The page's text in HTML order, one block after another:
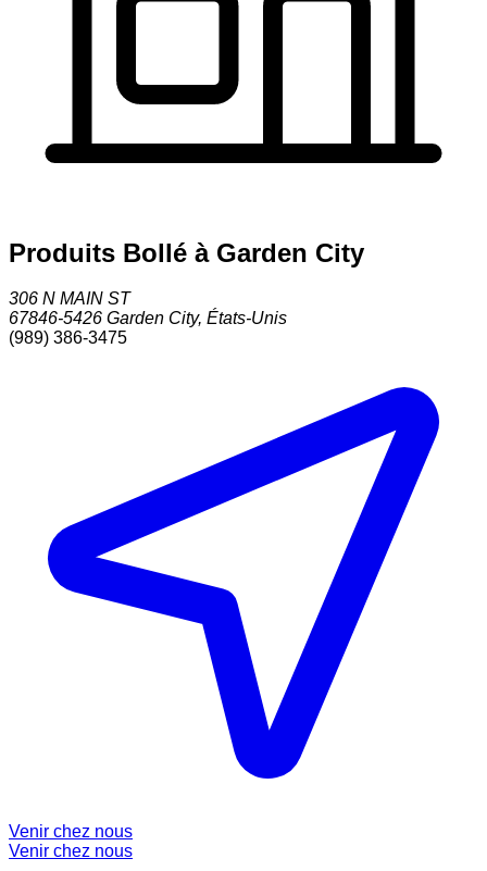
Produits Bollé à Garden City
306 N MAIN ST
67846-5426 Garden City, États-Unis
(989) 386-3475
Venir chez nous
Venir chez nous